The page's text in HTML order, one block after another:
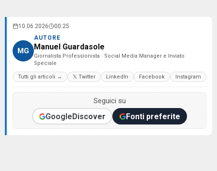
10.06.2026 00:25
MG
AUTORE
Manuel Guardasole
Giornalista Professionista · Social Media Manager e Inviato
Speciale
Tutti gli articoli → 𝕏 Twitter LinkedIn Facebook Instagram
Seguici su
GoogleDiscover Fonti preferite